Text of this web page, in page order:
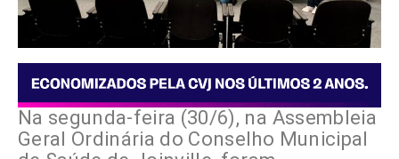
Na segunda-feira (30/6), na Assembleia
Geral Ordinária do Conselho Municipal